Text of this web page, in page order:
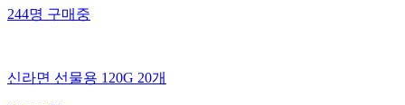
244명 구매중
신라면 선물용 120G 20개